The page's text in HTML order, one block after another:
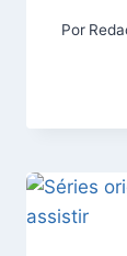
Por